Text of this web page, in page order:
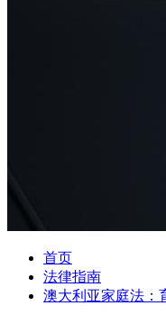
首页
法律指南
澳大利亚家庭法：